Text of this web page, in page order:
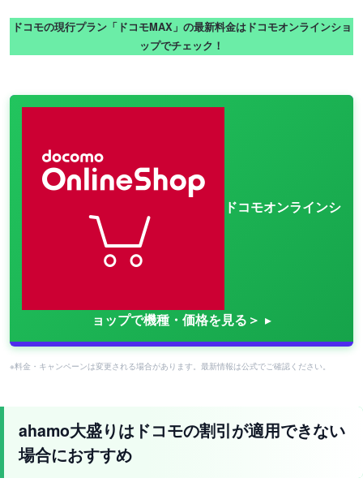
ドコモの現行プラン「ドコモMAX」の最新料金はドコモオンラインショ
ップでチェック！
ドコモオンラインシ
ョップで機種・価格を見る＞
※料金・キャンペーンは変更される場合があります。最新情報は公式でご確認ください。
ahamo大盛りはドコモの割引が適用できない
場合におすすめ